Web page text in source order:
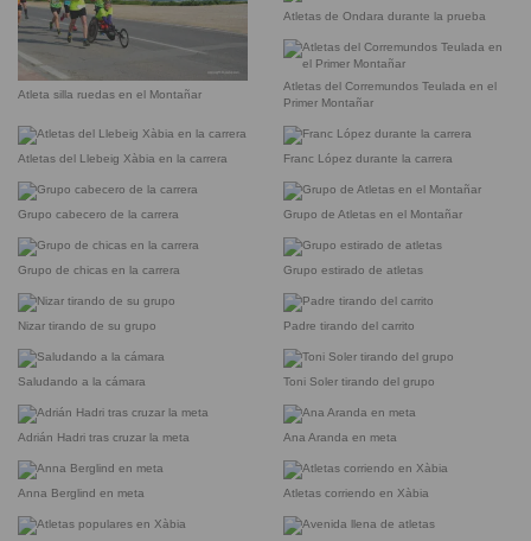
Atleta silla ruedas en el Montañar
Atletas de Ondara durante la prueba
Atletas del Corremundos Teulada en el
Primer Montañar
Atletas del Llebeig Xàbia en la carrera Franc López durante la carrera
Grupo cabecero de la carrera Grupo de Atletas en el Montañar
Grupo de chicas en la carrera Grupo estirado de atletas
Nizar tirando de su grupo Padre tirando del carrito
Saludando a la cámara Toni Soler tirando del grupo
Adrián Hadri tras cruzar la meta Ana Aranda en meta
Anna Berglind en meta Atletas corriendo en Xàbia